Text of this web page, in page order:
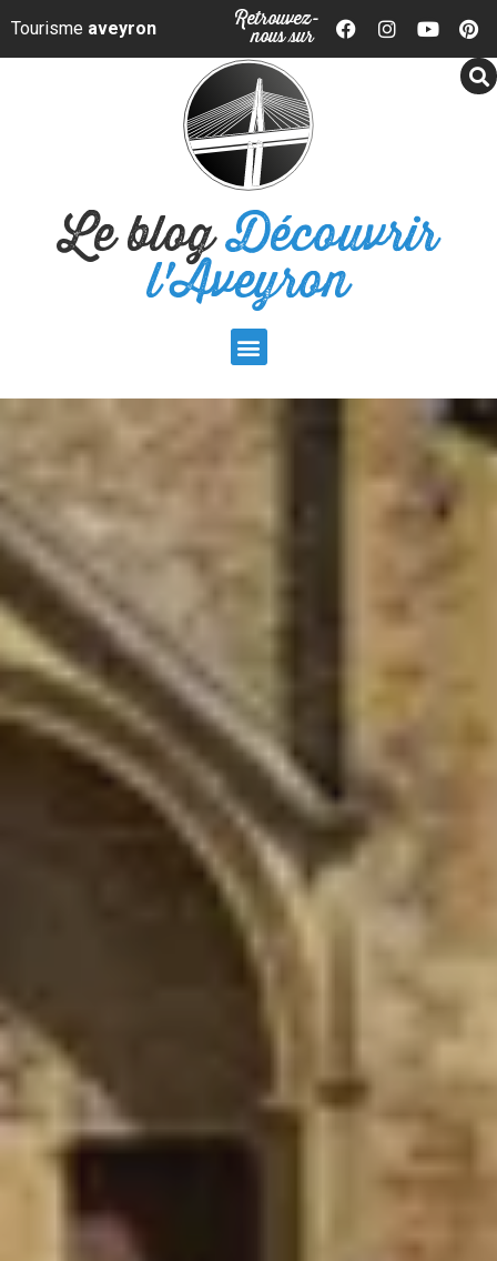
Panneau de gestion des cookies
Tourisme aveyron Retrouvez-
nous sur
Le blogDécouvrir
l'Aveyron